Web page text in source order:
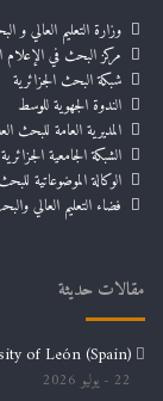
وزارة التعليم العالي و
مركز البحث في الإعلام
شبكة البحث الجزائرية
الندوة الجهوية للوسط
المديرية العامة للبحث
الشبكة الجامعية الجزائرية
الوكالة الموضوعاتية
فضاء التعليم العالي
مقالات حديثة
of León (Spain)
22 يوليو 2026